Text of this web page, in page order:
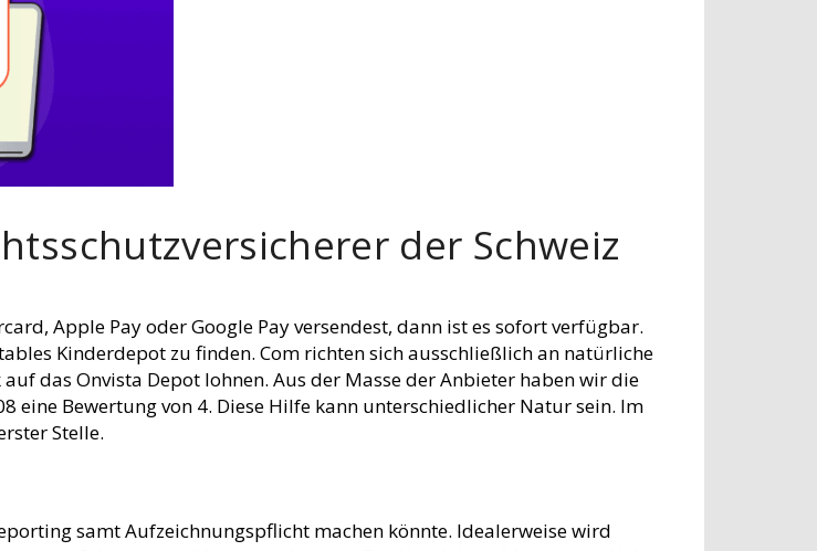
der Schweiz
Apple Pay oder Google Pay versendest, dann ist es sofort verfügbar.
Kinderdepot zu finden. Com richten sich ausschließlich an natürliche
das Onvista Depot lohnen. Aus der Masse der Anbieter haben wir die
eine Bewertung von 4. Diese Hilfe kann unterschiedlicher Natur sein. Im
Stelle.
samt Aufzeichnungspflicht machen könnte. Idealerweise wird